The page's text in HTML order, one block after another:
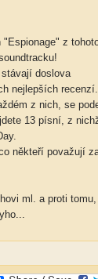
z
doslova
nejlepších recenzí.
z nich, se
13 písní, z
někteří považují
ml. a proti